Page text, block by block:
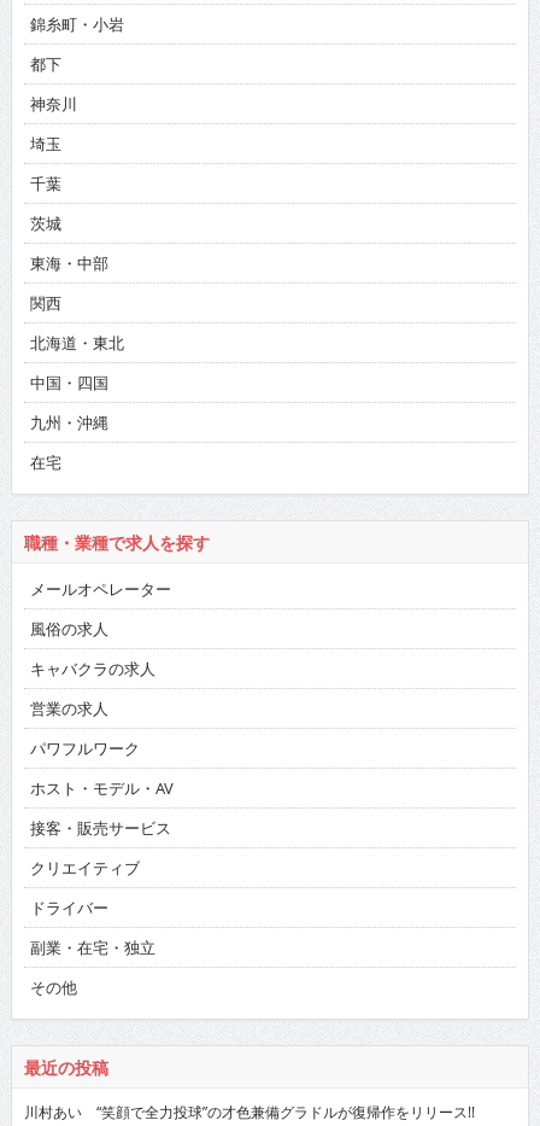
錦糸町・小岩
都下
神奈川
埼玉
千葉
茨城
東海・中部
関西
北海道・東北
中国・四国
九州・沖縄
在宅
職種・業種で求人を探す
メールオペレーター
風俗の求人
キャバクラの求人
営業の求人
パワフルワーク
ホスト・モデル・AV
接客・販売サービス
クリエイティブ
ドライバー
副業・在宅・独立
その他
最近の投稿
川村あい “笑顔で全力投球”の才色兼備グラドルが復帰作をリリース!!